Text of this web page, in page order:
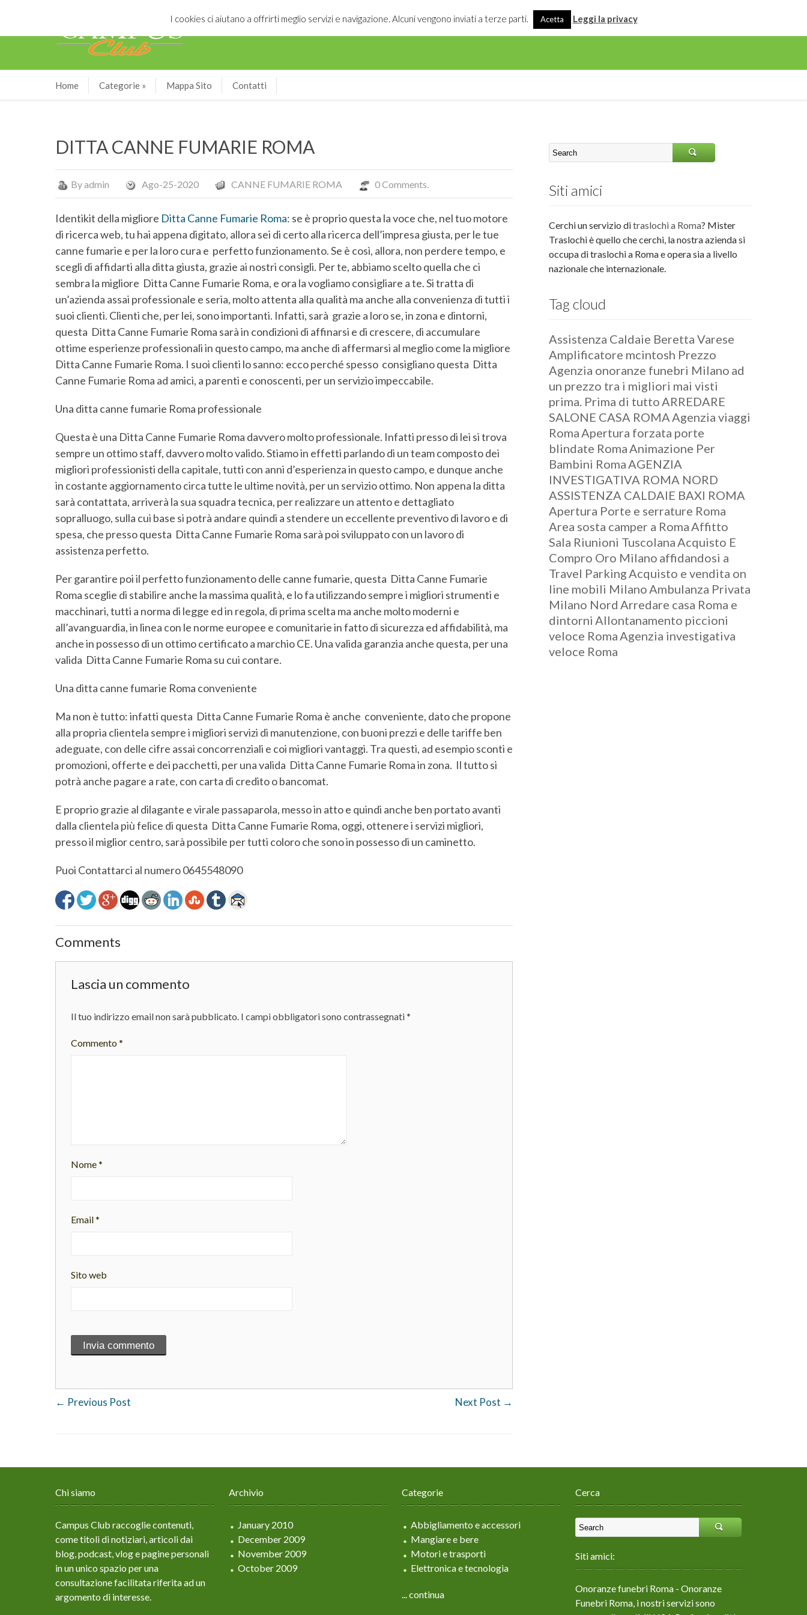
Home Categorie » Mappa Sito Contatti
DITTA CANNE FUMARIE ROMA
Byadmin Ago-25-2020 CANNE FUMARIE ROMA 0 Comments.
Identikit della migliore Ditta Canne Fumarie Roma: se è proprio questa la voce che, nel tuo motore
di ricerca web, tu hai appena digitato, allora sei di certo alla ricerca dell’impresa giusta, per le tue
canne fumarie e per la loro cura e perfetto funzionamento. Se è così, allora, non perdere tempo, e
scegli di affidarti alla ditta giusta, grazie ai nostri consigli. Per te, abbiamo scelto quella che ci
sembra la migliore Ditta Canne Fumarie Roma, e ora la vogliamo consigliare a te. Si tratta di
un’azienda assai professionale e seria, molto attenta alla qualità ma anche alla convenienza di tutti i
suoi clienti. Clienti che, per lei, sono importanti. Infatti, sarà grazie a loro se, in zona e dintorni,
questa Ditta Canne Fumarie Roma sarà in condizioni di affinarsi e di crescere, di accumulare
ottime esperienze professionali in questo campo, ma anche di affermarsi al meglio come la migliore
Ditta Canne Fumarie Roma. I suoi clienti lo sanno: ecco perché spesso consigliano questa Ditta
Canne Fumarie Roma ad amici, a parenti e conoscenti, per un servizio impeccabile.
Una ditta canne fumarie Roma professionale
Questa è una Ditta Canne Fumarie Roma davvero molto professionale. Infatti presso di lei si trova
sempre un ottimo staff, davvero molto valido. Stiamo in effetti parlando di un team composto dei
migliori professionisti della capitale, tutti con anni d’esperienza in questo campo, e dunque anche
in costante aggiornamento circa tutte le ultime novità, per un servizio ottimo. Non appena la ditta
sarà contattata, arriverà la sua squadra tecnica, per realizzare un attento e dettagliato
sopralluogo, sulla cui base si potrà andare quindi a stendere un eccellente preventivo di lavoro e di
spesa, che presso questa Ditta Canne Fumarie Roma sarà poi sviluppato con un lavoro di
assistenza perfetto.
Per garantire poi il perfetto funzionamento delle canne fumarie, questa Ditta Canne Fumarie
Roma sceglie di stabilire anche la massima qualità, e lo fa utilizzando sempre i migliori strumenti e
macchinari, tutti a norma di legge ed in regola, di prima scelta ma anche molto moderni e
all’avanguardia, in linea con le norme europee e comunitarie in fatto di sicurezza ed affidabilità, ma
anche in possesso di un ottimo certificato a marchio CE. Una valida garanzia anche questa, per una
valida Ditta Canne Fumarie Roma su cui contare.
Una ditta canne fumarie Roma conveniente
Ma non è tutto: infatti questa Ditta Canne Fumarie Roma è anche conveniente, dato che propone
alla propria clientela sempre i migliori servizi di manutenzione, con buoni prezzi e delle tariffe ben
adeguate, con delle cifre assai concorrenziali e coi migliori vantaggi. Tra questi, ad esempio sconti e
promozioni, offerte e dei pacchetti, per una valida Ditta Canne Fumarie Roma in zona. Il tutto si
potrà anche pagare a rate, con carta di credito o bancomat.
E proprio grazie al dilagante e virale passaparola, messo in atto e quindi anche ben portato avanti
dalla clientela più felice di questa Ditta Canne Fumarie Roma, oggi, ottenere i servizi migliori,
presso il miglior centro, sarà possibile per tutti coloro che sono in possesso di un caminetto.
Puoi Contattarci al numero 0645548090
Comments
Lascia un commento
Il tuo indirizzo email non sarà pubblicato. I campi obbligatori sono contrassegnati*
Commento*
Nome*
Email*
Sito web
← Previous Post Next Post →
Siti amici
Cerchi un servizio ditraslochi a Roma? Mister
Traslochi è quello che cerchi, la nostra azienda si
occupa di traslochi a Roma e opera sia a livello
nazionale che internazionale.
Tag cloud
Assistenza Caldaie Beretta Varese
Amplificatore mcintosh Prezzo
Agenzia onoranze funebri Milano ad
un prezzo tra i migliori mai visti
prima. Prima di tuttoARREDARE
SALONE CASA ROMAAgenzia viaggi
RomaApertura forzata porte
blindate RomaAnimazione Per
Bambini RomaAGENZIA
INVESTIGATIVA ROMA NORD
ASSISTENZA CALDAIE BAXI ROMA
Apertura Porte e serrature Roma
Area sosta camper a RomaAffitto
Sala Riunioni TuscolanaAcquisto E
Compro Oro Milano affidandosi a
Travel ParkingAcquisto e vendita on
line mobili MilanoAmbulanza Privata
Milano Nord Arredare casa Roma e
dintorni Allontanamento piccioni
veloce RomaAgenzia investigativa
veloce Roma
Chi siamo
Campus Club raccoglie contenuti,
come titoli di notiziari, articoli dai
blog, podcast, vlog e pagine personali
in un unico spazio per una
consultazione facilitata riferita ad un
argomento di interesse.
Archivio
January 2010
December 2009
November 2009
October 2009
Categorie
Abbigliamento e accessori
Mangiare e bere
Motori e trasporti
Elettronica e tecnologia
... continua
Cerca
Siti amici:
Onoranze funebri Roma- Onoranze
Funebri Roma, i nostri servizi sono
I cookies ci aiutano a offrirti meglio servizi e navigazione. Alcuni vengono inviati a terze parti. Acetta Leggi la privacy